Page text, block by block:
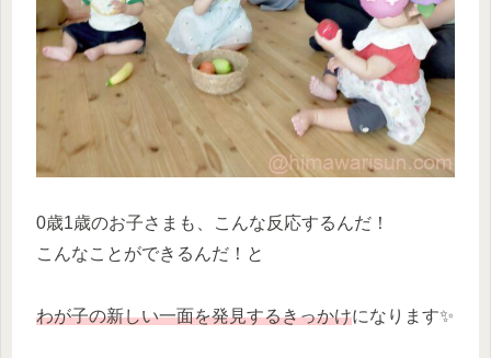
0歳1歳のお子さまも、こんな反応するんだ！
こんなことができるんだ！と
わが子の新しい一面を発見するきっかけになります✨